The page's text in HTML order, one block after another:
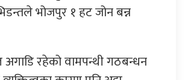
भोजपुर १ हट जोन बन्न
अगाडि रहेको वामपन्थी गठबन्धन